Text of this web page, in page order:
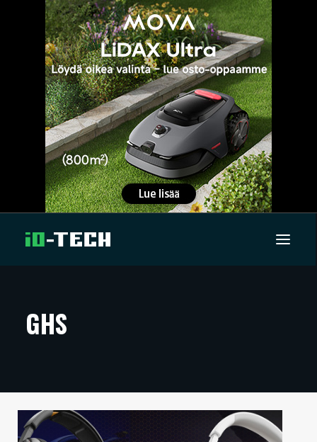
ARTIKKELIT
TECHBBS
TIETOA
GHS